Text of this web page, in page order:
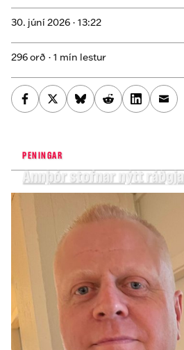
30. júní 2026 · 13:22
296 orð · 1 mín lestur
PENINGAR
Annþór stofnar nýtt